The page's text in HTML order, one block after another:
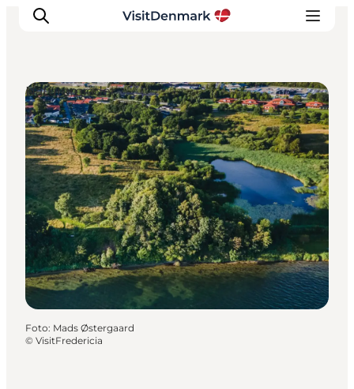
Inspiration
Destinationer
Oplevelser
Overnatning
Planlæg ferien
Naturområder
Foto: Mads Østergaard
© VisitFredericia